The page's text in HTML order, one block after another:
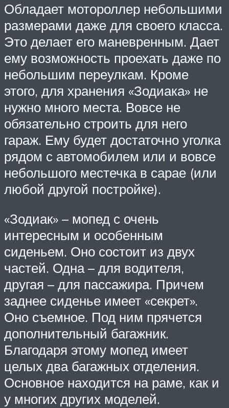
Обладает мотороллер небольшими
размерами даже для своего класса.
Это делает его маневренным. Дает
ему возможность проехать даже по
небольшим переулкам. Кроме
этого, для хранения «Зодиака» не
нужно много места. Вовсе не
обязательно строить для него
гараж. Ему будет достаточно уголка
рядом с автомобилем или и вовсе
небольшого местечка в сарае (или
любой другой постройке).
«Зодиак» – мопед с очень
интересным и особенным
сиденьем. Оно состоит из двух
частей. Одна – для водителя,
другая – для пассажира. Причем
заднее сиденье имеет «секрет».
Оно съемное. Под ним прячется
дополнительный багажник.
Благодаря этому мопед имеет
целых два багажных отделения.
Основное находится на раме, как и
у многих других моделей.